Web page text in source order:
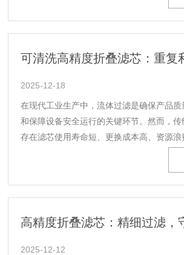
了滤芯的过滤面积。与传统的平面滤芯相
2025-12-18
在现代工业生产中，流体过滤是确保产品
和保障设备安全运行的关键环节。然而，
存在滤芯使用寿命短、更换成本高、资源
高精度折叠滤芯的出现，为解决这些问题提
种滤芯不仅能够提供高精度的过滤效果，
用，显著降低了过滤成本，同时更加环保
2025-12-12